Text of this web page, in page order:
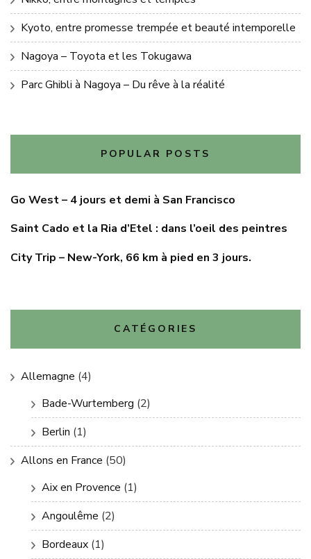
Kyoto, entre promesse trempée et beauté intemporelle
Nagoya – Toyota et les Tokugawa
Parc Ghibli à Nagoya – Du rêve à la réalité
POPULAR POSTS
Go West – 4 jours et demi à San Francisco
Saint Cado et la Ria d’Etel : dans l’oeil des peintres
City Trip – New-York, 66 km à pied en 3 jours.
CATÉGORIES
Allemagne (4)
Bade-Wurtemberg (2)
Berlin (1)
Allons en France (50)
Aix en Provence (1)
Angoulême (2)
Bordeaux (1)